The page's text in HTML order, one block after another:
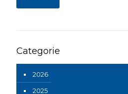
Categorie
2026
2025